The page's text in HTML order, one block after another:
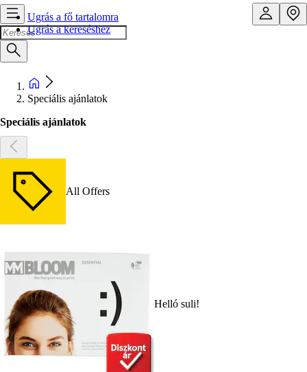
Ugrás a fő tartalomra
Ugrás a kereséshez
Speciális ajánlatok
Speciális ajánlatok
All Offers
Helló suli!